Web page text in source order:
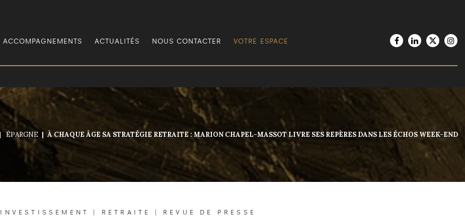
ACCOMPAGNEMENTS ACTUALITÉS NOUS CONTACTER VOTRE ESPACE
ÉPARGNE À CHAQUE ÂGE SA STRATÉGIE RETRAITE : MARION CHAPEL-MASSOT LIVRE SES REPÈRES DANS LES ÉCHOS WEEK-END
INVESTISSEMENT RETRAITE REVUE DE PRESSE